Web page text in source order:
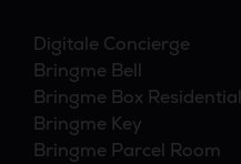
Digitale Concierge
Bringme Bell
Bringme Box Residential
Bringme Key
Bringme Parcel Room